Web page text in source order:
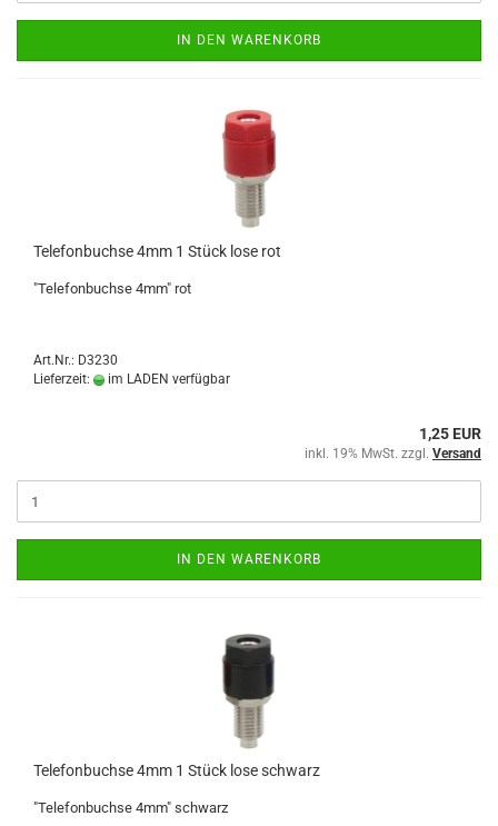
IN DEN WARENKORB
Telefonbuchse 4mm 1 Stück lose rot
"Telefonbuchse 4mm" rot
Art.Nr.: D3230
Lieferzeit:
im LADEN verfügbar
1,25 EUR
inkl. 19% MwSt. zzgl. Versand
IN DEN WARENKORB
Telefonbuchse 4mm 1 Stück lose schwarz
"Telefonbuchse 4mm" schwarz